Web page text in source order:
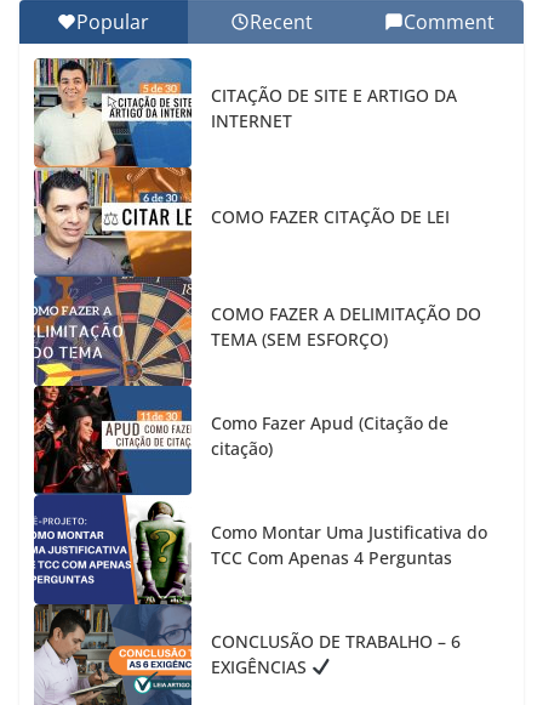
Popular Recent Comment
CITAÇÃO DE SITE E ARTIGO DA
INTERNET
COMO FAZER CITAÇÃO DE LEI
COMO FAZER A DELIMITAÇÃO DO
TEMA (SEM ESFORÇO)
Como Fazer Apud (Citação de
citação)
Como Montar Uma Justificativa do
TCC Com Apenas 4 Perguntas
CONCLUSÃO DE TRABALHO – 6
EXIGÊNCIAS